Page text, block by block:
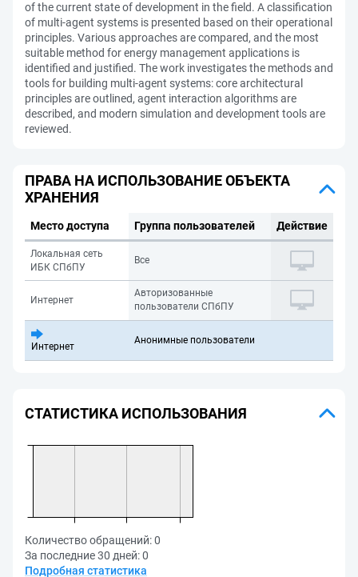
of the current state of development in the field. A classification
of multi-agent systems is presented based on their operational
principles. Various approaches are compared, and the most
suitable method for energy management applications is
identified and justified. The work investigates the methods and
tools for building multi-agent systems: core architectural
principles are outlined, agent interaction algorithms are
described, and modern simulation and development tools are
reviewed.
ПРАВА НА ИСПОЛЬЗОВАНИЕ ОБЪЕКТА
ХРАНЕНИЯ
Место доступа Группа пользователей Действие
Локальная сеть
ИБК СПбПУ
Все
Интернет
Авторизованные
пользователи СПбПУ
Интернет
Анонимные пользователи
СТАТИСТИКА ИСПОЛЬЗОВАНИЯ
Количество обращений:0
За последние 30 дней:0
Подробная статистика